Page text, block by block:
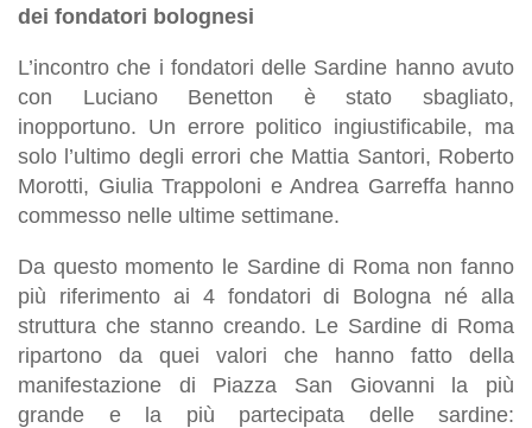
dei fondatori bolognesi
L’incontro che i fondatori delle Sardine hanno avuto
con Luciano Benetton è stato sbagliato,
inopportuno. Un errore politico ingiustificabile, ma
solo l’ultimo degli errori che Mattia Santori, Roberto
Morotti, Giulia Trappoloni e Andrea Garreffa hanno
commesso nelle ultime settimane.
Da questo momento le Sardine di Roma non fanno
più riferimento ai 4 fondatori di Bologna né alla
struttura che stanno creando. Le Sardine di Roma
ripartono da quei valori che hanno fatto della
manifestazione di Piazza San Giovanni la più
grande e la più partecipata delle sardine: